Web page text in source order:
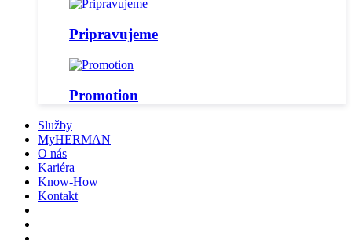
Pripravujeme
Promotion
Služby
MyHERMAN
O nás
Kariéra
Know-How
Kontakt